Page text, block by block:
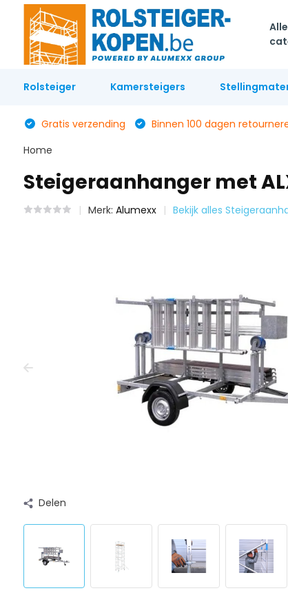
Alle
Rolsteiger Kamersteigers
Gratis verzending Binnen 100 dagen
Home
Steigeraanhanger met
Merk: Alumexx Bekijk alles
Delen